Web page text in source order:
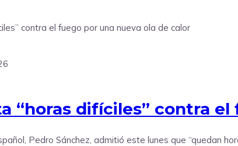
“horas difíciles” contra
Pedro Sánchez, admitió este lunes que “quedan